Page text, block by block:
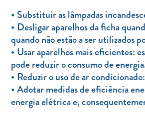
Substituir as lâmpadas
Desligar aparelhos da ficha
quando não estão a ser utilizados
Usar aparelhos mais eficientes:
pode reduzir o consumo de
Reduzir o uso de ar
Adotar medidas de eficiência
energia elétrica e,